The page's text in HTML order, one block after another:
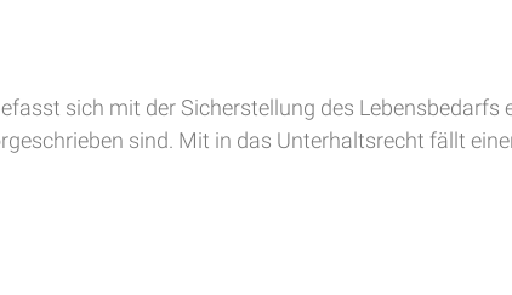
sich mit der Sicherstellung des Lebensbedarfs
sind. Mit in das Unterhaltsrecht fällt